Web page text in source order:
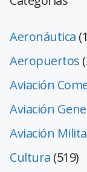
Aeronáutica
Aeropuertos
Aviación
Aviación
Aviación
Cultura (519)